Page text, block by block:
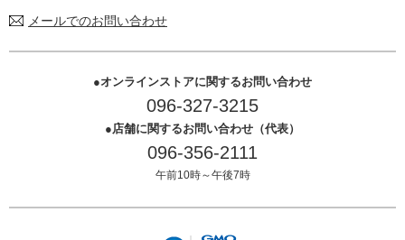
メールでのお問い合わせ
オンラインストアに関するお問い合わせ
096-327-3215
店舗に関するお問い合わせ（代表）
096-356-2111
午前10時～午後7時